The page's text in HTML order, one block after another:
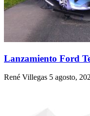
Lanzamiento Ford
René Villegas 5 agosto,